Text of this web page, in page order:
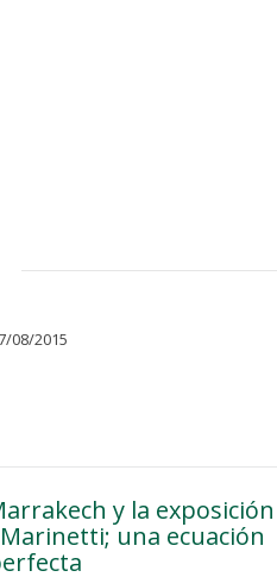
08/2015
y la exposición
una ecuación